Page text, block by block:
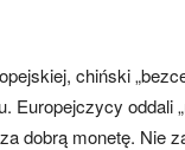
chiński
oddali
dobrą monetę. Nie